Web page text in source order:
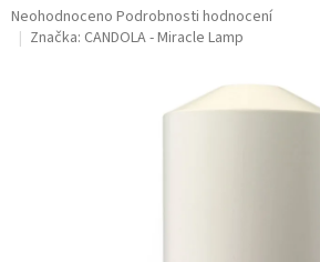
Průměrné
hodnocení
Neohodnoceno Podrobnosti hodnocení
Značka: CANDOLA - Miracle Lamp